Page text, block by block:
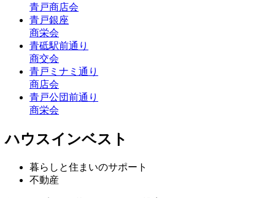
青戸商店会
青戸銀座
商栄会
青砥駅前通り
商交会
青戸ミナミ通り
商店会
青戸公団前通り
商栄会
ハウスインベスト
暮らしと住まいのサポート
不動産